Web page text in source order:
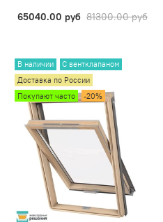
65040.00 руб 81300.00 руб
В наличии
С вентклапаном
Доставка по России
Покупают часто
-20%